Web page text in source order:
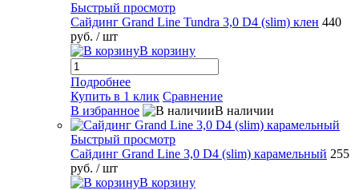
Быстрый просмотр
Сайдинг Grand Line Tundra 3,0 D4 (slim) клен 440
руб. / шт
В корзину
Подробнее
Купить в 1 клик Сравнение
В избранное
В наличии
Быстрый просмотр
Сайдинг Grand Line 3,0 D4 (slim) карамельный 255
руб. / шт
В корзину